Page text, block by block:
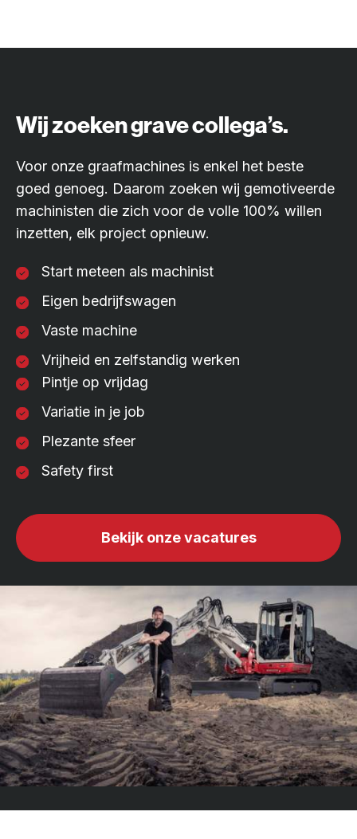
Wij zoeken grave collega’s.
Voor onze graafmachines is enkel het beste
goed genoeg. Daarom zoeken wij gemotiveerde
machinisten die zich voor de volle 100% willen
inzetten, elk project opnieuw.
Start meteen als machinist
Eigen bedrijfswagen
Vaste machine
Vrijheid en zelfstandig werken
Pintje op vrijdag
Variatie in je job
Plezante sfeer
Safety first
Bekijk onze vacatures